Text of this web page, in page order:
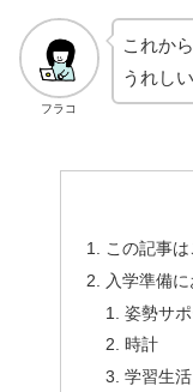
フラコ
これか
うれし
この記事
入学準備
姿勢サ
時計
学習生